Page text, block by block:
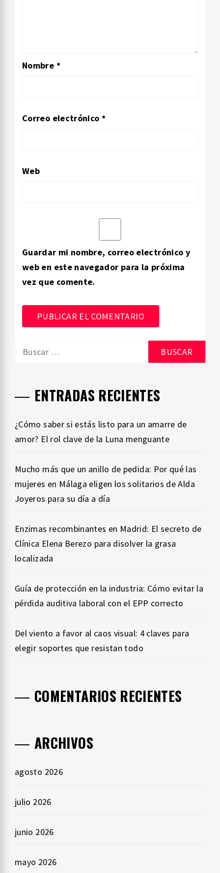
Nombre *
Correo electrónico *
Web
Guardar mi nombre, correo electrónico y
web en este navegador para la próxima
vez que comente.
Buscar:
ENTRADAS RECIENTES
¿Cómo saber si estás listo para un amarre de
amor? El rol clave de la Luna menguante
Mucho más que un anillo de pedida: Por qué las
mujeres en Málaga eligen los solitarios de Alda
Joyeros para su día a día
Enzimas recombinantes en Madrid: El secreto de
Clínica Elena Berezo para disolver la grasa
localizada
Guía de protección en la industria: Cómo evitar la
pérdida auditiva laboral con el EPP correcto
Del viento a favor al caos visual: 4 claves para
elegir soportes que resistan todo
COMENTARIOS RECIENTES
ARCHIVOS
agosto 2026
julio 2026
junio 2026
mayo 2026